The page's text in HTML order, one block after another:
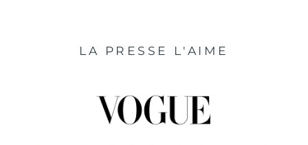
LA PRESSE L'AIME